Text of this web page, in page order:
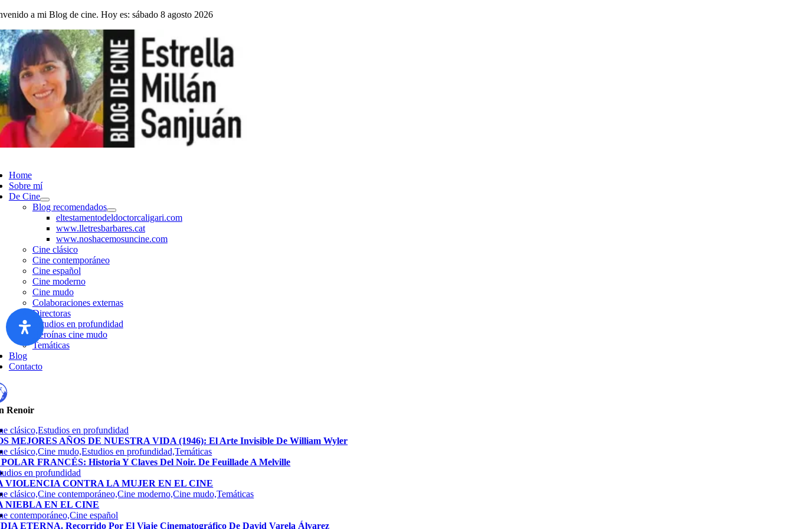
Saltar
contenido
a mi Blog de cine. Hoy es: sábado 8 agosto 2026
Home
Sobre mí
De Cine
Blog recomendados
eltestamentodeldoctorcaligari.com
www.lletresbarbares.cat
www.noshacemosuncine.com
Cine clásico
Cine contemporáneo
Cine español
Cine moderno
Cine mudo
Colaboraciones externas
Directoras
Estudios en profundidad
Heroínas cine mudo
Temáticas
Blog
Contacto
Renoir
clásico,Estudios en profundidad
MEJORES AÑOS DE NUESTRA VIDA (1946): El Arte Invisible De William Wyler
clásico,Cine mudo,Estudios en profundidad,Temáticas
FRANCÉS: Historia Y Claves Del Noir. De Feuillade A Melville
en profundidad
VIOLENCIA CONTRA LA MUJER EN EL CINE
clásico,Cine contemporáneo,Cine moderno,Cine mudo,Temáticas
NIEBLA EN EL CINE
contemporáneo,Cine español
ETERNA. Recorrido Por El Viaje Cinematográfico De David Varela Álvarez